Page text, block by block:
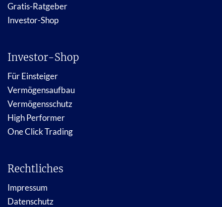
Gratis-Ratgeber
Investor-Shop
Investor-Shop
Für Einsteiger
Vermögensaufbau
Vermögensschutz
High Performer
One Click Trading
Rechtliches
Impressum
Datenschutz